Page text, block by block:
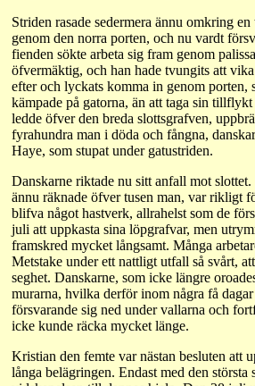
Striden rasade sedermera ännu omkring
genom den norra porten, och nu vardt
fienden sökte arbeta sig fram genom
öfvermäktig, och han hade tvungits att
efter och lyckats komma in genom porten,
kämpade på gatorna, än att taga sin
ledde öfver den breda slottsgrafven,
fyrahundra man i döda och fångna,
Haye, som stupat under gatustriden.
Danskarne riktade nu sitt anfall mot
ännu räknade öfver tusen man, var rikligt
blifva något hastverk, allrahelst som de
juli att uppkasta sina löpgrafvar, men
framskred mycket långsamt. Många
Metstake under ett nattligt utfall så svårt,
seghet. Danskarne, som icke längre
murarna, hvilka derför inom några få
försvarande sig ned under vallarna och
icke kunde räcka mycket länge.
Kristian den femte var nästan besluten att
långa belägringen. Endast med den